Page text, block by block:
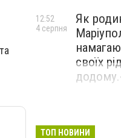
Як
своїх
12:52
4 серпня
ТОП НОВИНИ